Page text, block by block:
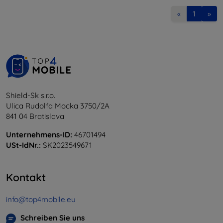
« 1 »
Shield-Sk s.r.o.
Ulica Rudolfa Mocka 3750/2A
841 04 Bratislava
Unternehmens-ID: 46701494
USt-IdNr.: SK2023549671
Kontakt
info@top4mobile.eu
Schreiben Sie uns